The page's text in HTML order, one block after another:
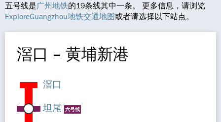
五号线是广州地铁的19条线其中一条。 更多信息，请浏览
ExploreGuangzhou地铁交通地图或者请选择以下站点。
滘口 – 黄埔新港
滘口
坦尾
六号线